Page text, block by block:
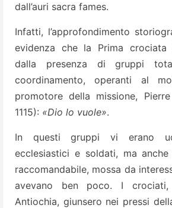
dall’auri sacra fames.
Infatti, l’approfondimento
evidenza che la Prima crociata
dalla presenza di gruppi
coordinamento, operanti al
promotore della missione, Pierre
1115): «Dio lo vuole».
In questi gruppi vi erano
ecclesiastici e soldati, ma
raccomandabile, mossa da
avevano ben poco. I crociati,
Antiochia, giunsero nei pressi